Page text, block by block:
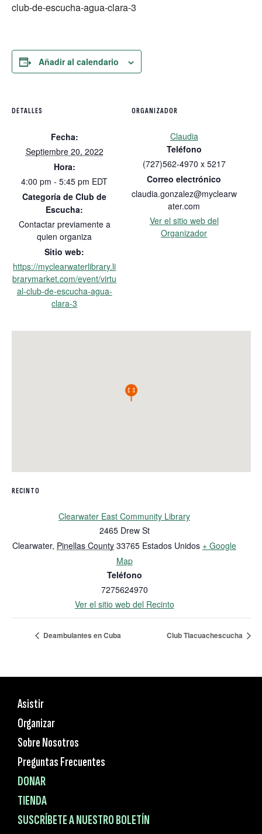
club-de-escucha-agua-clara-3
Añadir al calendario
DETALLES
Fecha:
Septiembre 20, 2022
Hora:
4:00 pm - 5:45 pm EDT
Categoría de Club de
Escucha:
Contactar previamente a
quien organiza
Sitio web:
https://myclearwaterlibrary.li
brarymarket.com/event/virtu
al-club-de-escucha-agua-
clara-3
ORGANIZADOR
Claudia
Teléfono
(727)562-4970 x 5217
Correo electrónico
claudia.gonzalez@myclearw
ater.com
Ver el sitio web del
Organizador
RECINTO
Clearwater East Community Library
2465 Drew St
Clearwater, Pinellas County 33765 Estados Unidos + Google
Map
Teléfono
7275624970
Ver el sitio web del Recinto
Deambulantes en Cuba Club Tlacuachescucha
Asistir
Organizar
Sobre Nosotros
Preguntas Frecuentes
DONAR
TIENDA
SUSCRÍBETE A NUESTRO BOLETÍN